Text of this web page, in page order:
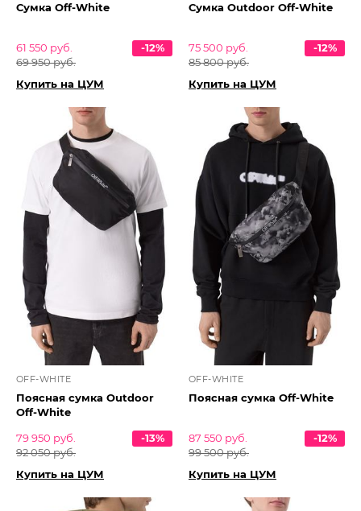
Сумка Off-White
61 550 руб.
69 950 руб.
-12%
Купить на ЦУМ
Сумка Outdoor Off-White
75 500 руб.
85 800 руб.
-12%
Купить на ЦУМ
OFF-WHITE
Поясная сумка Outdoor
Off-White
79 950 руб.
92 050 руб.
-13%
Купить на ЦУМ
OFF-WHITE
Поясная сумка Off-White
87 550 руб.
99 500 руб.
-12%
Купить на ЦУМ